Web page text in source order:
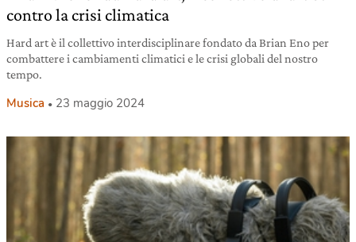
contro la crisi climatica
Hard art è il collettivo interdisciplinare fondato da Brian Eno per
combattere i cambiamenti climatici e le crisi globali del nostro
tempo.
Musica 23 maggio 2024